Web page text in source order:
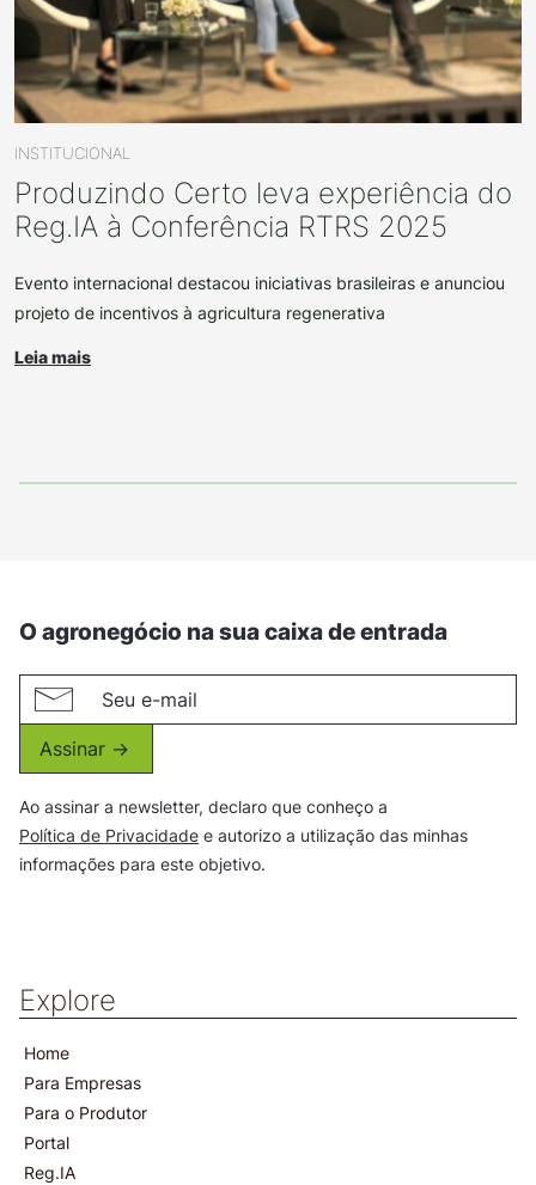
INSTITUCIONAL
Produzindo Certo leva experiência do
Reg.IA à Conferência RTRS 2025
Evento internacional destacou iniciativas brasileiras e anunciou
projeto de incentivos à agricultura regenerativa
Leia mais
Explore
Home
Para Empresas
Para o Produtor
Portal
Reg.IA
O agronegócio na sua caixa de entrada
Assinar ->
Ao assinar a newsletter, declaro que conheço a
Política de Privacidade e autorizo a utilização das minhas
informações para este objetivo.